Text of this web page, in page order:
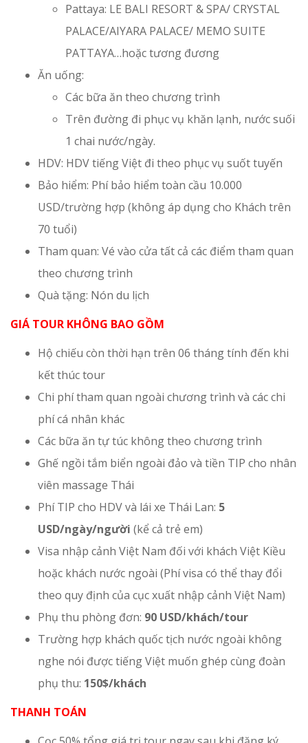
Pattaya: LE BALI RESORT & SPA/ CRYSTAL
PALACE/AIYARA PALACE/ MEMO SUITE
PATTAYA…hoặc tương đương
Ăn uống:
Các bữa ăn theo chương trình
Trên đường đi phục vụ khăn lạnh, nước suối
1 chai nước/ngày.
HDV: HDV tiếng Việt đi theo phục vụ suốt tuyến
Bảo hiểm: Phí bảo hiểm toàn cầu 10.000
USD/trường hợp (không áp dụng cho Khách trên
70 tuổi)
Tham quan: Vé vào cửa tất cả các điểm tham quan
theo chương trình
Quà tặng: Nón du lịch
GIÁ TOUR KHÔNG BAO GỒM
Hộ chiếu còn thời hạn trên 06 tháng tính đến khi
kết thúc tour
Chi phí tham quan ngoài chương trình và các chi
phí cá nhân khác
Các bữa ăn tự túc không theo chương trình
Ghế ngồi tắm biển ngoài đảo và tiền TIP cho nhân
viên massage Thái
Phí TIP cho HDV và lái xe Thái Lan: 5
USD/ngày/người (kể cả trẻ em)
Visa nhập cảnh Việt Nam đối với khách Việt Kiều
hoặc khách nước ngoài (Phí visa có thể thay đổi
theo quy định của cục xuất nhập cảnh Việt Nam)
Phụ thu phòng đơn: 90 USD/khách/tour
Trường hợp khách quốc tịch nước ngoài không
nghe nói được tiếng Việt muốn ghép cùng đoàn
phụ thu: 150$/khách
THANH TOÁN